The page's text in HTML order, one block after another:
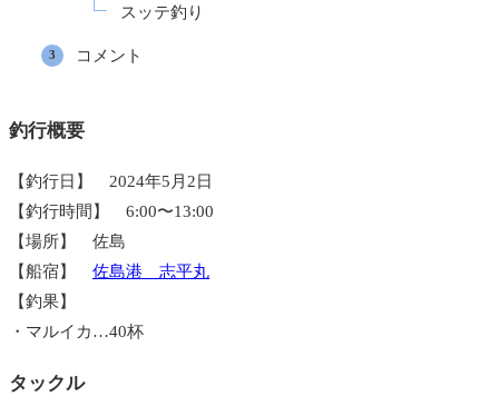
スッテ釣り
コメント
釣行概要
【釣行日】 2024年5月2日
【釣行時間】 6:00〜13:00
【場所】 佐島
【船宿】 佐島港 志平丸
【釣果】
・マルイカ…40杯
タックル